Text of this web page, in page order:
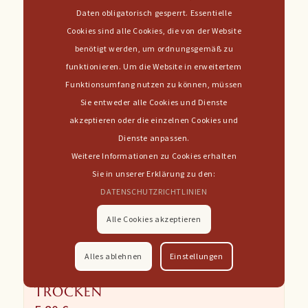
2022er
DOMINA ROTWEIN
TROCKEN
Daten obligatorisch gesperrt. Essentielle
Cookies sind alle Cookies, die von der Website
benötigt werden, um ordnungsgemäß zu
funktionieren. Um die Website in erweitertem
Funktionsumfang nutzen zu können, müssen
Sie entweder alle Cookies und Dienste
akzeptieren oder die einzelnen Cookies und
Dienste anpassen.
Weitere Informationen zu Cookies erhalten
Sie in unserer Erklärung zu den:
DATENSCHUTZRICHTLINIEN
Alle Cookies akzeptieren
Alles ablehnen Einstellungen